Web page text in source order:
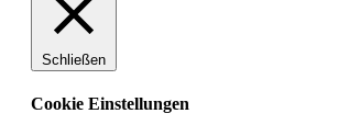
Schließen
Cookie Einstellungen